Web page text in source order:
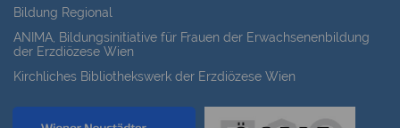
Bildung Regional
ANIMA, Bildungsinitiative für Frauen der Erwachsenenbildung
der Erzdiözese Wien
Kirchliches Bibliothekswerk der Erzdiözese Wien